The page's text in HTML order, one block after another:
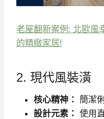
老屋翻新案例: 北歐風
的精緻家居!
2. 現代風裝潢
核心精神： 簡潔
設計元素： 使用